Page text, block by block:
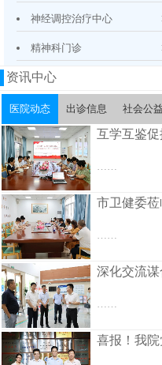
神经调控治疗中心
精神科门诊
资讯中心
医院动态 出诊信息 社会公益
互学互鉴
……
市卫健委
……
深化交流
……
喜报！我